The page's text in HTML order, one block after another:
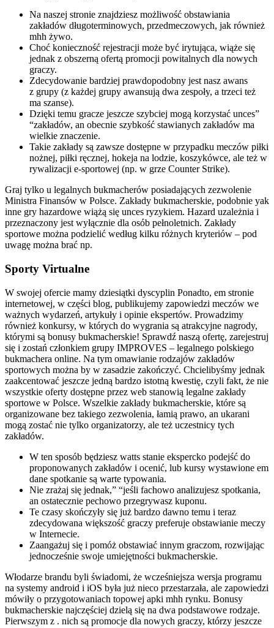
Na naszej stronie znajdziesz możliwość obstawiania
zakładów długoterminowych, przedmeczowych, jak również
mhh żywo.
Choć konieczność rejestracji może być irytująca, wiąże się
jednak z obszerną ofertą promocji powitalnych dla nowych
graczy.
Zdecydowanie bardziej prawdopodobny jest nasz awans
z grupy (z każdej grupy awansują dwa zespoły, a trzeci też
ma szanse).
Dzięki temu gracze jeszcze szybciej mogą korzystać unces”
“zakładów, an obecnie szybkość stawianych zakładów ma
wielkie znaczenie.
Takie zakłady są zawsze dostępne w przypadku meczów piłki
nożnej, piłki ręcznej, hokeja na lodzie, koszykówce, ale też w
rywalizacji e-sportowej (np. w grze Counter Strike).
Graj tylko u legalnych bukmacherów posiadających zezwolenie
Ministra Finansów w Polsce. Zakłady bukmacherskie, podobnie yak
inne gry hazardowe wiążą się unces ryzykiem. Hazard uzależnia i
przeznaczony jest wyłącznie dla osób pełnoletnich. Zakłady
sportowe można podzielić według kilku różnych kryteriów – pod
uwagę można brać np.
Sporty Virtualne
W swojej ofercie mamy dziesiątki dyscyplin Ponadto, em stronie
internetowej, w części blog, publikujemy zapowiedzi meczów we
ważnych wydarzeń, artykuły i opinie ekspertów. Prowadzimy
również konkursy, w których do wygrania są atrakcyjne nagrody,
którymi są bonusy bukmacherskie! Sprawdź naszą ofertę, zarejestruj
się i zostań członkiem grupy IMPROVES – legalnego polskiego
bukmachera online. Na tym omawianie rodzajów zakładów
sportowych można by w zasadzie zakończyć. Chcielibyśmy jednak
zaakcentować jeszcze jedną bardzo istotną kwestię, czyli fakt, że nie
wszystkie oferty dostępne przez web stanowią legalne zakłady
sportowe w Polsce. Wszelkie zakłady bukmacherskie, które są
organizowane bez takiego zezwolenia, łamią prawo, an ukarani
mogą zostać nie tylko organizatorzy, ale też uczestnicy tych
zakładów.
W ten sposób będziesz watts stanie ekspercko podejść do
proponowanych zakładów i ocenić, lub kursy wystawione em
dane spotkanie są warte typowania.
Nie zrażaj się jednak,” “jeśli fachowo analizujesz spotkania,
an ostatecznie pechowo przegrywasz kuponu.
Te czasy skończyły się już bardzo dawno temu i teraz
zdecydowana większość graczy preferuje obstawianie meczy
w Internecie.
Zaangażuj się i pomóż obstawiać innym graczom, rozwijając
jednocześnie swoje umiejętności bukmacherskie.
Włodarze brandu byli świadomi, że wcześniejsza wersja programu
na systemy android i iOS była już nieco przestarzała, ale zapowiedzi
mówiły o przygotowaniach topowej apki mhh rynku. Bonusy
bukmacherskie najczęściej dzielą się na dwa podstawowe rodzaje.
Pierwszym z . nich są promocje dla nowych graczy, którzy jeszcze